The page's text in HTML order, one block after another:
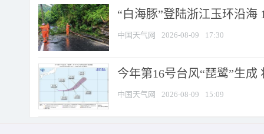
“白海豚”登陆浙江玉环沿海
中国天气网 2026-08-09 17:30
今年第16号台风“琵鹭”生
中国天气网 2026-08-09 15:09